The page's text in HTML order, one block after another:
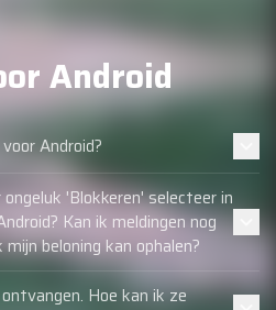
Android
Android?
'Blokkeren' selecteer in
Kan ik meldingen nog
beloning kan ophalen?
Hoe kan ik ze